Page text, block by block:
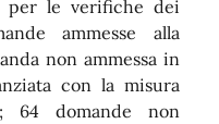
per le verifiche dei
ammesse alla
non ammessa in
con la misura
64 domande non